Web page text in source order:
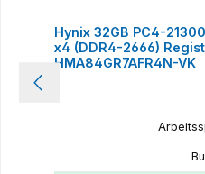
Hynix 32GB PC4-
x4 (DDR4-2666)
HMA84GR7AFR4N-VK